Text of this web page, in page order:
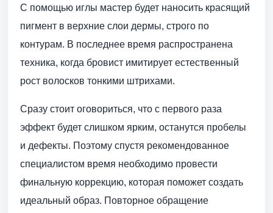
С помощью иглы мастер будет наносить красящий
пигмент в верхние слои дермы, строго по
контурам. В последнее время распространена
техника, когда бровист имитирует естественный
рост волосков тонкими штрихами.
Сразу стоит оговориться, что с первого раза
эффект будет слишком ярким, останутся пробелы
и дефекты. Поэтому спустя рекомендованное
специалистом время необходимо провести
финальную коррекцию, которая поможет создать
идеальный образ. Повторное обращение